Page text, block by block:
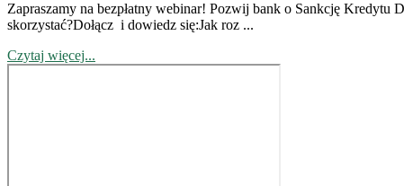
Zapraszamy na bezpłatny webinar! Pozwij bank o Sankcję Kredytu
skorzystać?Dołącz i dowiedz się:Jak roz ...
Czytaj więcej...